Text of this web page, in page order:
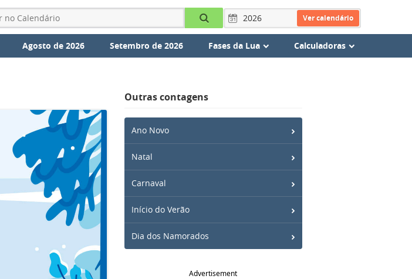
Ver calendário
Agosto de 2026 Setembro de 2026 Fases da Lua Calculadoras
Outras contagens
Ano Novo
Natal
Carnaval
Início do Verão
Dia dos Namorados
Advertisement